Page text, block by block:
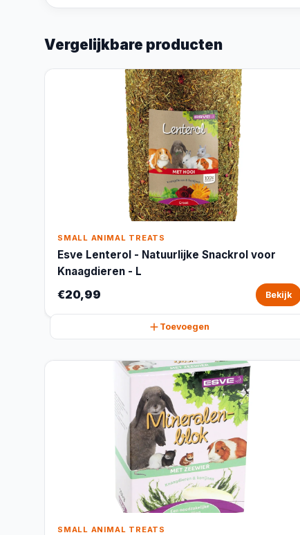
Vergelijkbare producten
SMALL ANIMAL TREATS
Esve Lenterol - Natuurlijke Snackrol voor
Knaagdieren - L
€20,99 Bekijk
Toevoegen
SMALL ANIMAL TREATS